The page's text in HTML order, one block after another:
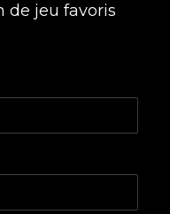
de jeu favoris